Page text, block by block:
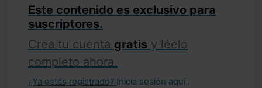
Este contenido es exclusivo para
suscriptores.
Crea tu cuenta gratis y léelo
completo ahora.
¿Ya estás registrado? Inicia sesión aquí .